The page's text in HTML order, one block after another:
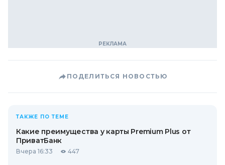
ПОДЕЛИТЬСЯ НОВОСТЬЮ
ТАКЖЕ ПО ТЕМЕ
Какие преимущества у карты Premium Plus от
ПриватБанк
Вчера 16:33 447